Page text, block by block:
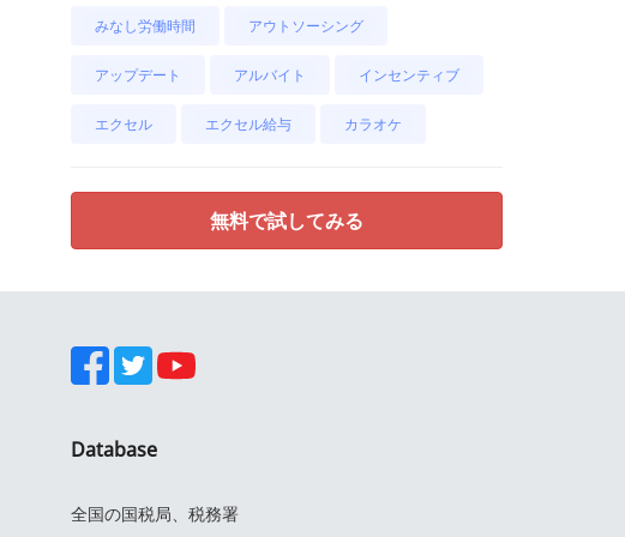
みなし労働時間 アウトソーシング
アップデート アルバイト インセンティブ
エクセル エクセル給与 カラオケ
無料で試してみる
Database
全国の国税局、税務署